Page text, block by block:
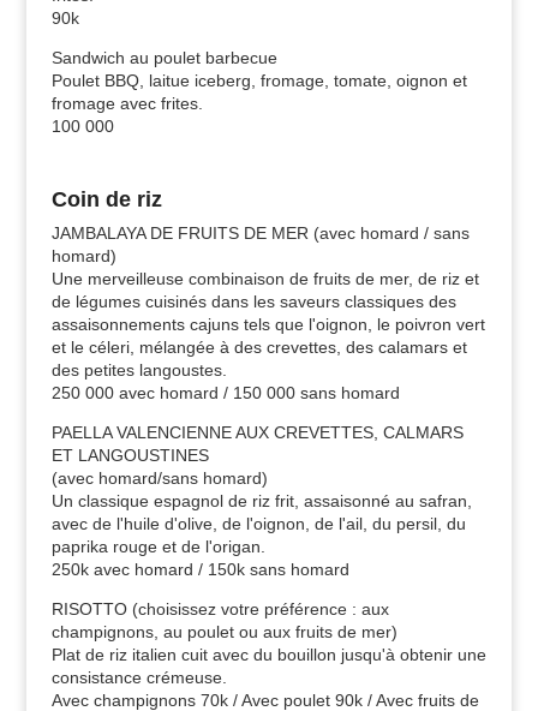
90k
Sandwich au poulet barbecue
Poulet BBQ, laitue iceberg, fromage, tomate, oignon et
fromage avec frites.
100 000
Coin de riz
JAMBALAYA DE FRUITS DE MER (avec homard / sans
homard)
Une merveilleuse combinaison de fruits de mer, de riz et
de légumes cuisinés dans les saveurs classiques des
assaisonnements cajuns tels que l'oignon, le poivron vert
et le céleri, mélangée à des crevettes, des calamars et
des petites langoustes.
250 000 avec homard / 150 000 sans homard
PAELLA VALENCIENNE AUX CREVETTES, CALMARS
ET LANGOUSTINES
(avec homard/sans homard)
Un classique espagnol de riz frit, assaisonné au safran,
avec de l'huile d'olive, de l'oignon, de l'ail, du persil, du
paprika rouge et de l'origan.
250k avec homard / 150k sans homard
RISOTTO (choisissez votre préférence : aux
champignons, au poulet ou aux fruits de mer)
Plat de riz italien cuit avec du bouillon jusqu'à obtenir une
consistance crémeuse.
Avec champignons 70k / Avec poulet 90k / Avec fruits de